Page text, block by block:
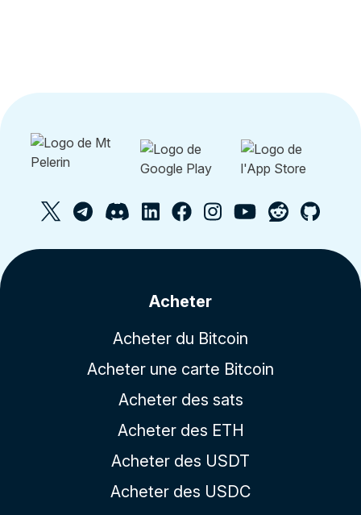
Acheter
Acheter du Bitcoin
Acheter une carte Bitcoin
Acheter des sats
Acheter des ETH
Acheter des USDT
Acheter des USDC